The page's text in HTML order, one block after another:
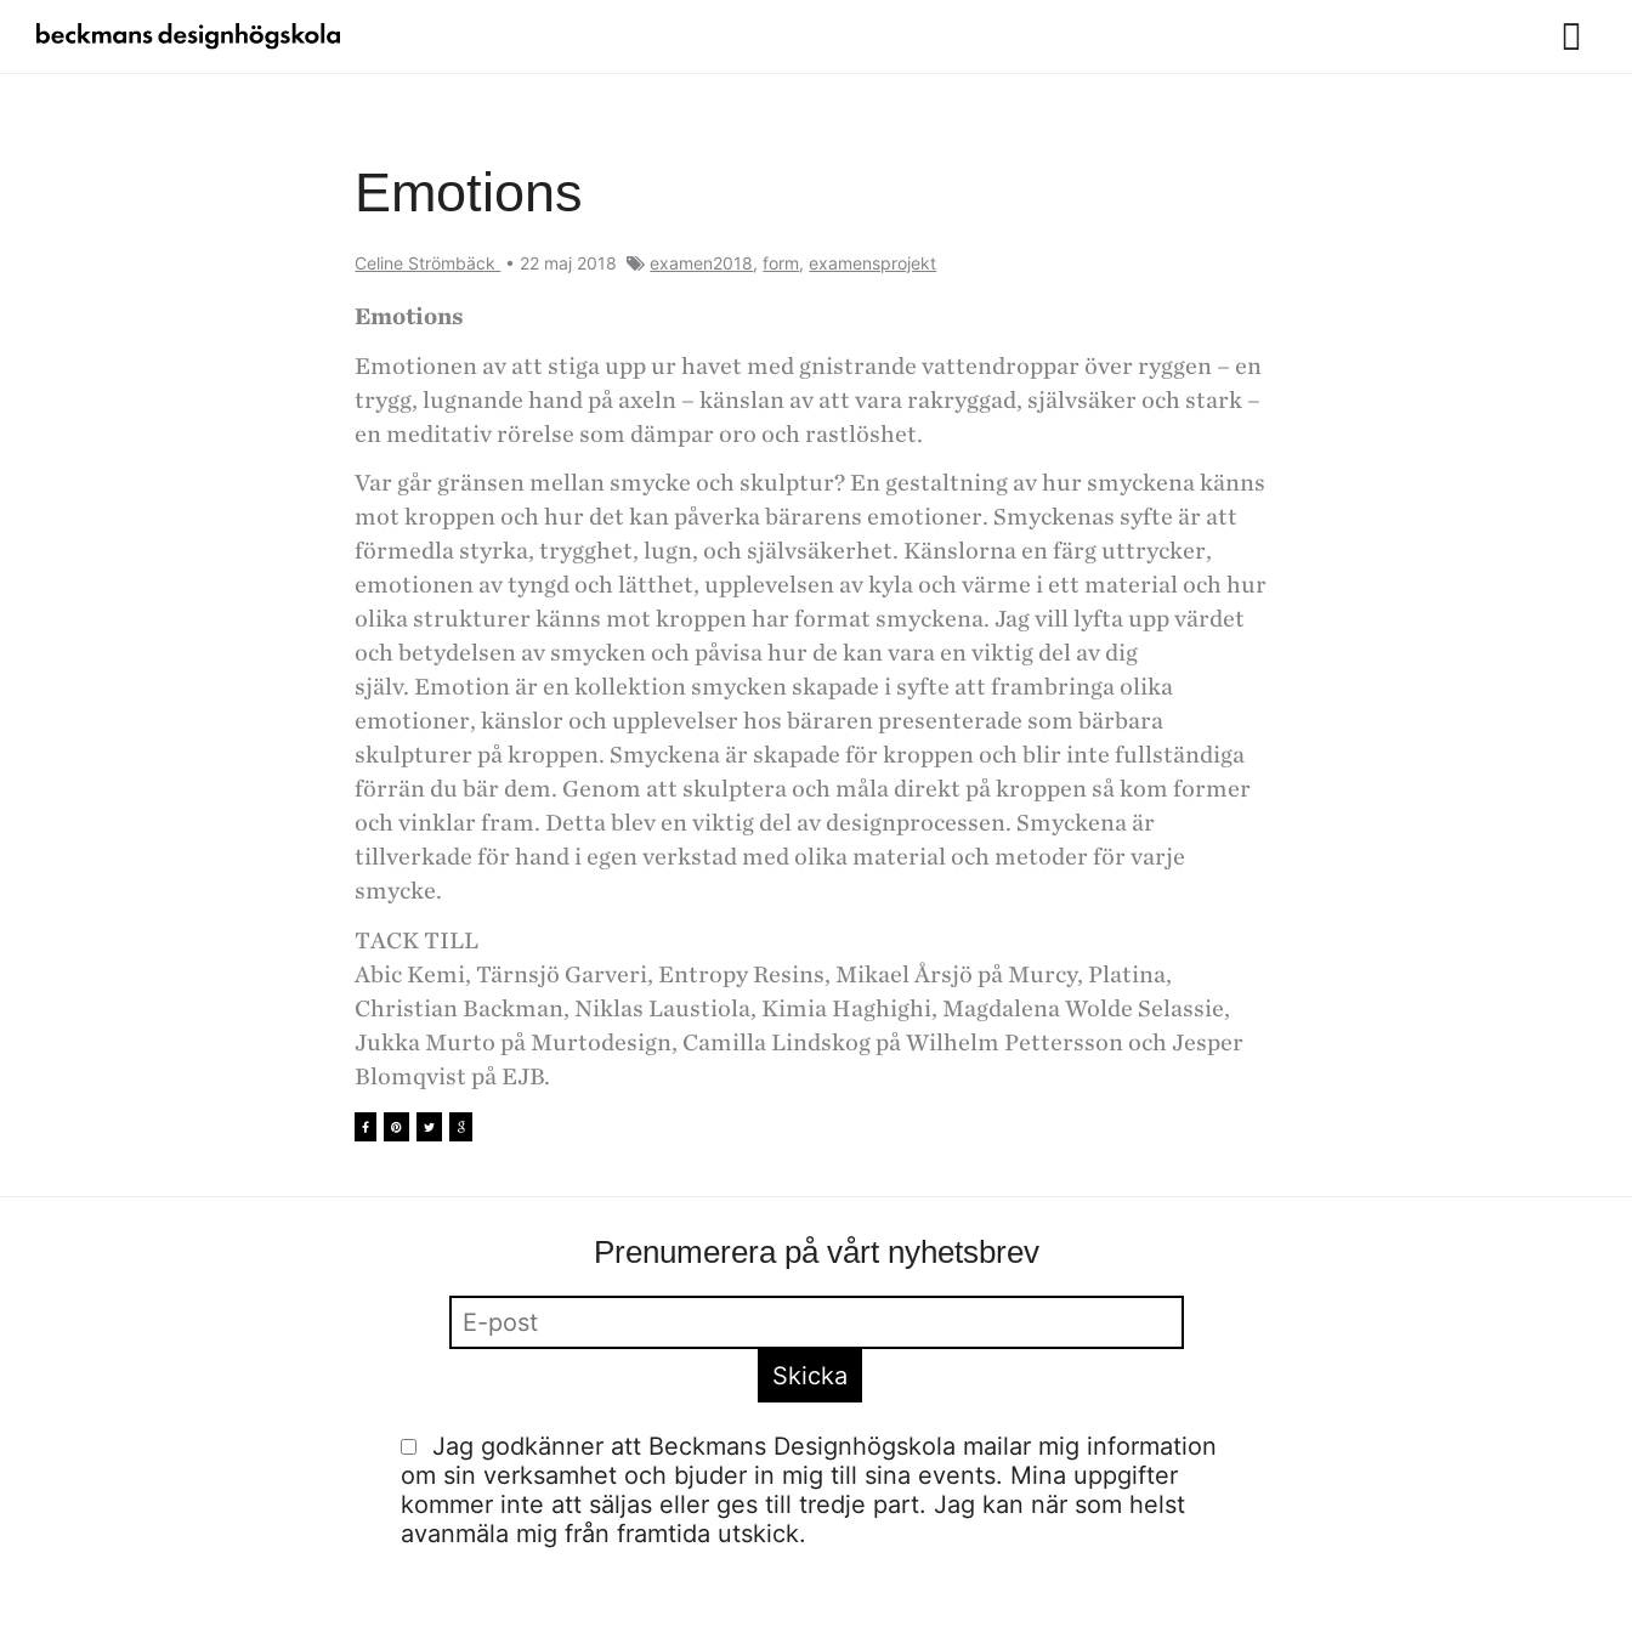
Emotions
Celine Strömbäck • 22 maj 2018 examen2018,form,examensprojekt
Emotions
Emotionen av att stiga upp ur havet med gnistrande vattendroppar över ryggen – en
trygg, lugnande hand på axeln – känslan av att vara rakryggad, självsäker och stark –
en meditativ rörelse som dämpar oro och rastlöshet.
Var går gränsen mellan smycke och skulptur? En gestaltning av hur smyckena känns
mot kroppen och hur det kan påverka bärarens emotioner. Smyckenas syfte är att
förmedla styrka, trygghet, lugn, och självsäkerhet. Känslorna en färg uttrycker,
emotionen av tyngd och lätthet, upplevelsen av kyla och värme i ett material och hur
olika strukturer känns mot kroppen har format smyckena. Jag vill lyfta upp värdet
och betydelsen av smycken och påvisa hur de kan vara en viktig del av dig
själv. Emotion är en kollektion smycken skapade i syfte att frambringa olika
emotioner, känslor och upplevelser hos bäraren presenterade som bärbara
skulpturer på kroppen. Smyckena är skapade för kroppen och blir inte fullständiga
förrän du bär dem. Genom att skulptera och måla direkt på kroppen så kom former
och vinklar fram. Detta blev en viktig del av designprocessen. Smyckena är
tillverkade för hand i egen verkstad med olika material och metoder för varje
smycke.
TACK TILL
Abic Kemi, Tärnsjö Garveri, Entropy Resins, Mikael Årsjö på Murcy, Platina,
Christian Backman, Niklas Laustiola, Kimia Haghighi, Magdalena Wolde Selassie,
Jukka Murto på Murtodesign, Camilla Lindskog på Wilhelm Pettersson och Jesper
Blomqvist på EJB.
Prenumerera på vårt nyhetsbrev
Jag godkänner att Beckmans Designhögskola mailar mig information
om sin verksamhet och bjuder in mig till sina events. Mina uppgifter
kommer inte att säljas eller ges till tredje part. Jag kan när som helst
avanmäla mig från framtida utskick.